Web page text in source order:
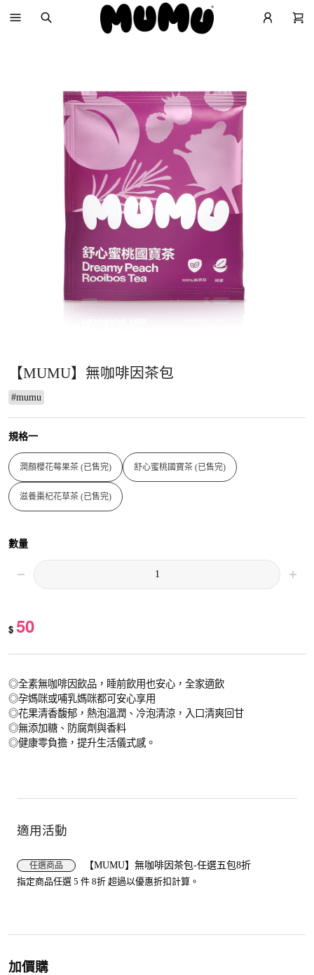
【MUMU】無咖啡因茶包
#mumu
規格一
潤顏櫻花莓果茶 (已售完) 舒心蜜桃國寶茶 (已售完)
滋養棗杞花草茶 (已售完)
數量
$ 50
◎全素無咖啡因飲品，睡前飲用也安心，全家適飲
◎孕媽咪或哺乳媽咪都可安心享用
◎花果清香馥郁，熱泡溫潤、冷泡清涼，入口清爽回甘
◎無添加糖、防腐劑與香料
◎健康零負擔，提升生活儀式感。
適用活動
任選商品
【MUMU】無咖啡因茶包-任選五包8折
指定商品任選 5 件 8折 超過以優惠折扣計算。
加價購